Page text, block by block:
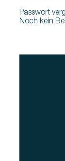
Passwort
Noch kein